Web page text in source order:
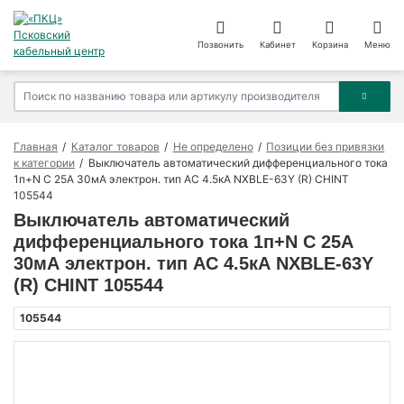
Позвонить Кабинет Корзина Меню
Главная Каталог товаров Не определено
Позиции без привязки
к категории
Выключатель автоматический дифференциального тока
1п+N C 25А 30мА электрон. тип AC 4.5кА NXBLE-63Y (R) CHINT
105544
Выключатель автоматический
дифференциального тока 1п+N C 25А
30мА электрон. тип AC 4.5кА NXBLE-63Y
(R) CHINT 105544
105544